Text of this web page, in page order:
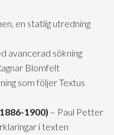
en statlig utredning
avancerad sökning
Blomfelt
som följer Textus
1900) – Paul Petter
i texten